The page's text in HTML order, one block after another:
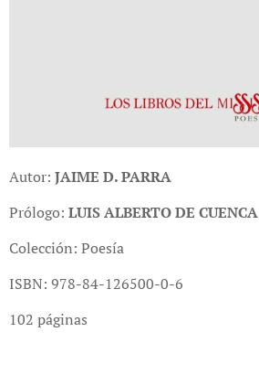
Autor: JAIME D. PARRA
Prólogo: LUIS ALBERTO DE CUENCA
Colección: Poesía
ISBN: 978-84-126500-0-6
102 páginas